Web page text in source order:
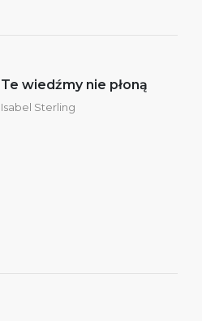
Te wiedźmy nie płoną
Isabel Sterling